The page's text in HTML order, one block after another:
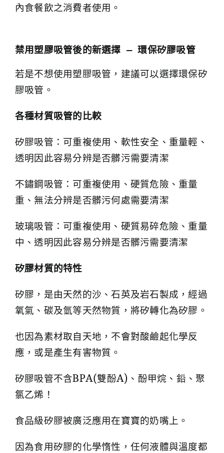
內食餐飲之消費者使用。
禁用塑膠吸管後的新選擇 — 環保矽膠吸管
若是不想使用塑膠吸管，建議可以選擇環保矽
膠吸管。
各種材質吸管的比較
矽膠吸管：可重複使用、軟性安全、重量輕、
透明因此容易分辨是否髒污需要清潔
不鏽鋼吸管：可重複使用、硬質危險、重量
重、無法分辨是否髒污何處需要清潔
玻璃吸管：可重複使用、硬質易碎危險、重量
中、透明因此容易分辨是否髒污需要清潔
矽膠材質的特性
矽膠，是由天然的沙、石英及岩石製成，經過
氧氣、碳及氫等天然物質，將矽轉化為矽膠。
也因為素材取自天地，不會對酸鹼起化學反
應，或是產生有害物質。
矽膠吸管不含BPA(雙酚A)、酚甲烷、鉛、聚
氯乙烯！
食品級矽膠被廣泛應用在寶寶的奶嘴上。
因為食用矽膠的化學惰性，任何液體與溫度都